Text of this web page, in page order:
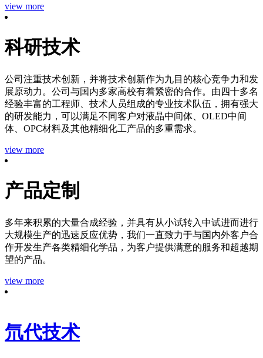
view more
科研技术
公司注重技术创新，并将技术创新作为九目的核心竞争力和发
展原动力。公司与国内多家高校有着紧密的合作。由四十多名
经验丰富的工程师、技术人员组成的专业技术队伍，拥有强大
的研发能力，可以满足不同客户对液晶中间体、OLED中间
体、OPC材料及其他精细化工产品的多重需求。
view more
产品定制
多年来积累的大量合成经验，并具有从小试转入中试进而进行
大规模生产的迅速反应优势，我们一直致力于与国内外客户合
作开发生产各类精细化学品，为客户提供满意的服务和超越期
望的产品。
view more
氘代技术